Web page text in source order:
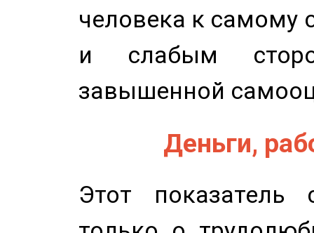
человека к самому
и слабым
завышенной
Деньги,
Этот показатель